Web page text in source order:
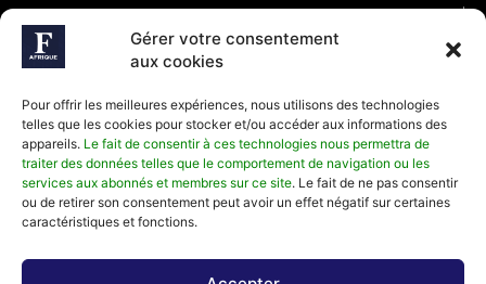
Gérer votre consentement
aux cookies
Pour offrir les meilleures expériences, nous utilisons des technologies
telles que les cookies pour stocker et/ou accéder aux informations des
appareils. Le fait de consentir à ces technologies nous permettra de
traiter des données telles que le comportement de navigation ou les
services aux abonnés et membres sur ce site. Le fait de ne pas consentir
ou de retirer son consentement peut avoir un effet négatif sur certaines
caractéristiques et fonctions.
JOINDRE L'ÉQUIPE
Rédaction
Développement commercial
Communiquer avec Forbes Afrique
Média Kit 2026